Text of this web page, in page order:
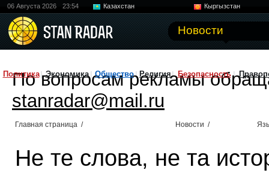
06 Августа 2026 23:54 Казахстан
Кыргызстан
Новости
Политика Экономика Общество Религия Безопасность
По вопросам рекламы
stanradar@mail.ru
Главная страница / Новости /
Не те слова, не та